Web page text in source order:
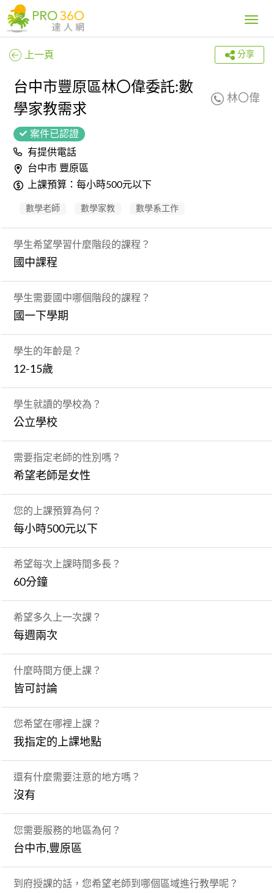
Toggle
上一頁 分享
台中市豐原區林〇偉委託:數
學家教需求
林〇偉
案件已認證
有提供電話
台中市 豐原區
上課預算：每小時500元以下
數學老師 數學家教 數學系工作
學生希望學習什麼階段的課程？
國中課程
學生需要國中哪個階段的課程？
國一下學期
學生的年齡是？
12-15歲
學生就讀的學校為？
公立學校
需要指定老師的性別嗎？
希望老師是女性
您的上課預算為何？
每小時500元以下
希望每次上課時間多長？
60分鐘
希望多久上一次課？
每週兩次
什麼時間方便上課？
皆可討論
您希望在哪裡上課？
我指定的上課地點
還有什麼需要注意的地方嗎？
沒有
您需要服務的地區為何？
台中市,豐原區
到府授課的話，您希望老師到哪個區域進行教學呢？